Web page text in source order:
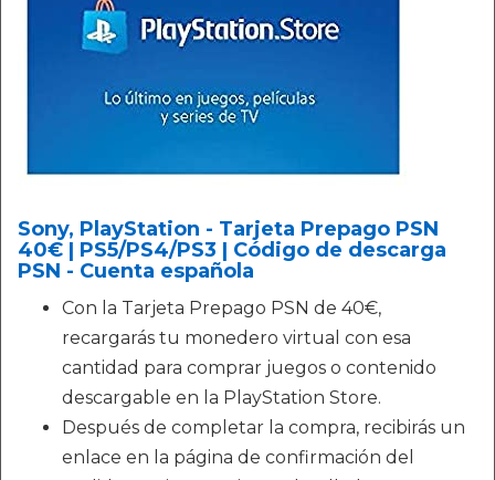
Sony, PlayStation - Tarjeta Prepago PSN
40€ | PS5/PS4/PS3 | Código de descarga
PSN - Cuenta española
Con la Tarjeta Prepago PSN de 40€,
recargarás tu monedero virtual con esa
cantidad para comprar juegos o contenido
descargable en la PlayStation Store.
Después de completar la compra, recibirás un
enlace en la página de confirmación del